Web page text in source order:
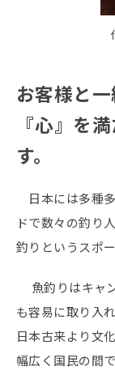
お客様と一
『心』を
す。
日本には多種
ドで数々の釣り
釣りというスポ
魚釣りはキャ
も容易に取り入
日本古来より文
幅広く国民の間